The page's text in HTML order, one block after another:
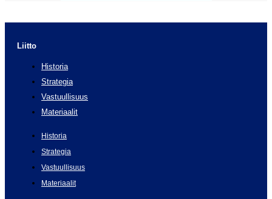
Liitto
Historia
Strategia
Vastuullisuus
Materiaalit
Historia
Strategia
Vastuullisuus
Materiaalit